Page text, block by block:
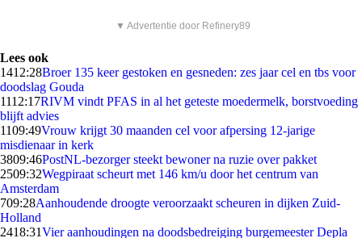
▼ Advertentie door Refinery89
Lees ook
1412:28Broer 135 keer gestoken en gesneden: zes jaar cel en tbs voor
doodslag Gouda
1112:17RIVM vindt PFAS in al het geteste moedermelk, borstvoeding
blijft advies
1109:49Vrouw krijgt 30 maanden cel voor afpersing 12-jarige
misdienaar in kerk
3809:46PostNL-bezorger steekt bewoner na ruzie over pakket
2509:32Wegpiraat scheurt met 146 km/u door het centrum van
Amsterdam
709:28Aanhoudende droogte veroorzaakt scheuren in dijken Zuid-
Holland
2418:31Vier aanhoudingen na doodsbedreiging burgemeester Depla